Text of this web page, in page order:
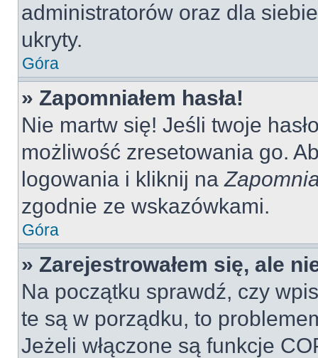
administratorów oraz dla
ukryty.
Góra
» Zapomniałem hasła!
Nie martw się! Jeśli twoje
możliwość zresetowania go.
logowania i kliknij na
zgodnie ze wskazówkami.
Góra
» Zarejestrowałem się, ale
Na początku sprawdź, czy
te są w porządku, to
Jeżeli włączone są funkcje